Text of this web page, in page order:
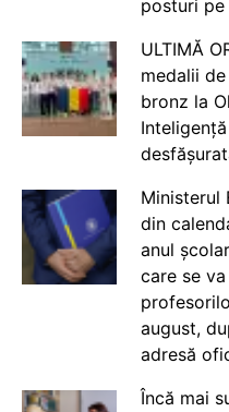
posturi
ULTIMĂ
medalii
bronz la
Ministerul
din
anul
care se
august,
adresă
Încă mai